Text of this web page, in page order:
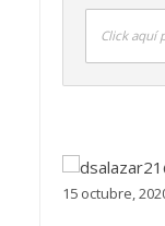
Click aquí
15 octubre,